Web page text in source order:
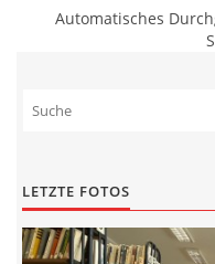
Automatisches
LETZTE FOTOS